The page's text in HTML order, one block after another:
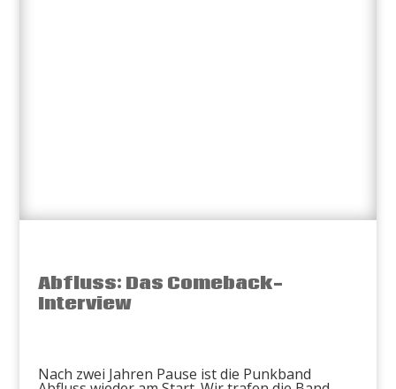
Abfluss: Das Comeback-
Interview
Nach zwei Jahren Pause ist die Punkband